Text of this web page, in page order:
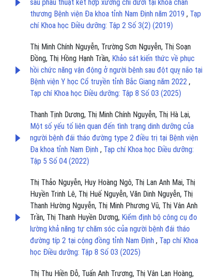
sau phẫu thuật kết hợp xương chi dưới tại khoa chấn
thương Bệnh viện Đa khoa tỉnh Nam Định năm 2019 , Tạp
chí Khoa học Điều dưỡng: Tập 2 Số 3(2) (2019)
Thị Minh Chính Nguyễn, Trường Sơn Nguyễn, Thị Soạn
Đồng, Thị Hồng Hạnh Trần, Khảo sát kiến thức về phục
hồi chức năng vận động ở người bệnh sau đột quỵ não tại
Bệnh viện Y học Cổ truyền tỉnh Bắc Giang năm 2022 ,
Tạp chí Khoa học Điều dưỡng: Tập 8 Số 03 (2025)
Thanh Tịnh Dương, Thị Minh Chính Nguyễn, Thị Hà Lại,
Một số yếu tố liên quan đến tình trạng dinh dưỡng của
người bệnh đái tháo đường type 2 điều trị tại Bệnh viện
Đa khoa tỉnh Nam Định , Tạp chí Khoa học Điều dưỡng:
Tập 5 Số 04 (2022)
Thị Thảo Nguyễn, Huy Hoàng Ngô, Thị Lan Anh Mai, Thị
Huyền Trinh Lê, Thị Huế Nguyễn, Văn Dinh Nguyễn, Thị
Thanh Hường Nguyễn, Thị Minh Phương Vũ, Thị Vân Anh
Trần, Thị Thanh Huyền Dương, Kiểm định bộ công cụ đo
lường khả năng tự chăm sóc của người bệnh đái tháo
đường típ 2 tại cộng đồng tỉnh Nam Định , Tạp chí Khoa
học Điều dưỡng: Tập 8 Số 03 (2025)
Thị Thu Hiền Đỗ, Tuấn Anh Trương, Thị Vân Lan Hoàng,